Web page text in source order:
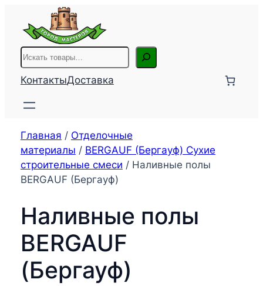
содержимому
Поиск
КонтактыДоставка
Главная / Отделочные
материалы / BЕRGAUF (Бергауф) Сухие
строительные смеси / Наливные полы
BЕRGAUF (Бергауф)
Наливные полы
BЕRGAUF
(Бергауф)